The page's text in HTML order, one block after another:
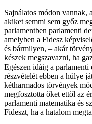
Sajnálatos módon vannak,
akiket semmi sem győz
parlamentben parlamenti
amelyben a Fidesz
és bármilyen, – akár
készek megszavazni, ha
Egészen idáig a parlamenti
részvételét ebben a hülye
kétharmados törvények
megfosztotta őket ettől az
parlamenti matematika és
Fideszt, ha a hatalom